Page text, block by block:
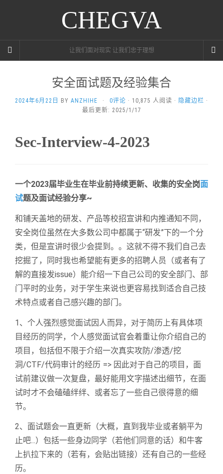
CHEGVA
让我们面对现实 让我们忠于理想
安全面试题及经验集合
2024年6月22日 BY ANZHIHE · 0评论 · 10,875 人阅读 · 隐藏边栏 ·
最后更新: 2025/1/17
Sec-Interview-4-2023
一个2023届毕业生在毕业前持续更新、收集的安全岗面
试题及面试经验分享~
和铺天盖地的研发、产品等校招宣讲和内推通知不同，
安全岗位虽然在大多数公司中都属于“研发”下的一个分
类，但是宣讲时很少会提到。。这就不得不我们自己去
挖掘了，同时我也希望能有更多的招聘人员（或者有了
解的直接发issue）能介绍一下自己公司的安全部门、部
门平时的业务，对于学生来说也更容易找到适合自己技
术特点或者自己感兴趣的部门。
1、个人强烈感觉面试因人而异，对于简历上有具体项
目经历的同学，个人感觉面试官会着重让你介绍自己的
项目，包括但不限于介绍一次真实攻防/渗透/挖
洞/CTF/代码审计的经历 => 因此对于自己的项目，面
试前建议做一次复盘，最好能用文字描述出细节，在面
试时才不会磕磕绊绊、或者忘了一些自己很得意的细
节。
2、面试题会一直更新（大概，直到我毕业或者躺平为
止吧...）包括一些身边同学（若他们同意的话）和牛客
上扒拉下来的（若有，会贴出链接）还有自己的一些经
历。